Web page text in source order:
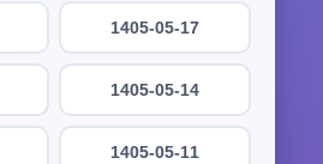
1405-05-17
1405-05-14
1405-05-11